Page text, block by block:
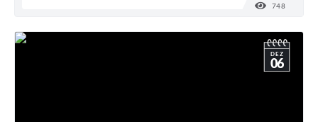
748
DEZ
06